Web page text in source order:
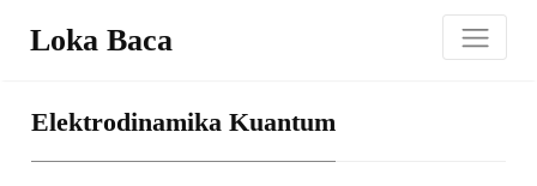
Loka Baca
Elektrodinamika Kuantum